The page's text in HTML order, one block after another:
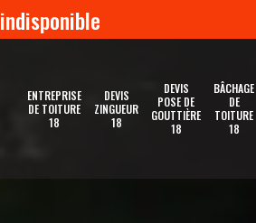
indisponible
ENTREPRISE
DE TOITURE
18
DEVIS
ZINGUEUR
18
DEVIS
POSE DE
GOUTTIÈRE
18
BÂCHAGE
DE
TOITURE
18